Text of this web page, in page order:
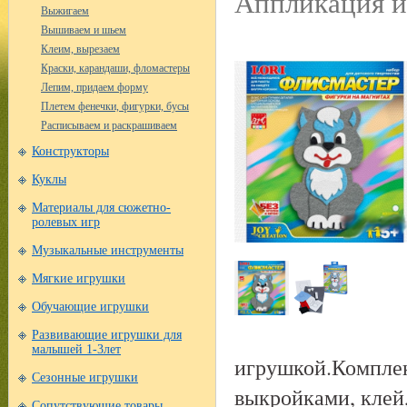
Выжигаем
Вышиваем и шьем
Клеим, вырезаем
Краски, карандаши, фломастеры
Лепим, придаем форму
Плетем фенечки, фигурки, бусы
Расписываем и раскрашиваем
Конструкторы
Куклы
Материалы для сюжетно-
ролевых игр
Музыкальные инструменты
Мягкие игрушки
Обучающие игрушки
Развивающие игрушки для
малышей 1-3лет
Сезонные игрушки
выкройками,